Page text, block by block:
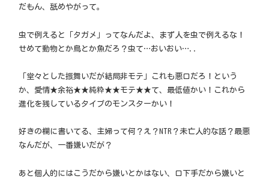
だもん、舐めやがって。
虫で例えると「タガメ」ってなんだよ、まず人を虫で例えるな！
せめて動物とか鳥とか魚だろ？虫て…おいおい…..
「堂々とした振舞いだが結局非モテ」これも悪口だろ！という
か、愛情★余裕★★純粋★★モテ★★て、最低値かい！これから
進化を残しているタイプのモンスターかい！
好きの欄に書いてる、主婦って何？え？NTR？未亡人的な話？最悪
なんだが、一番嫌いだが？
あと個人的にはこうだから嫌いとかはない、口下手だから嫌いと